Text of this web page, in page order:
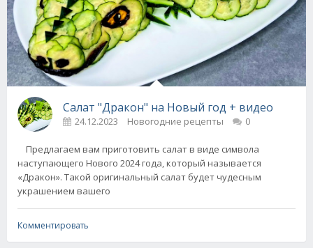
Салат "Дракон" на Новый год + видео
24.12.2023 Новогодние рецепты 0
Предлагаем вам приготовить салат в виде символа
наступающего Нового 2024 года, который называется
«Дракон». Такой оригинальный салат будет чудесным
украшением вашего
Комментировать